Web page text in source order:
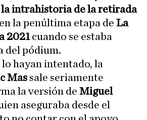
la intrahistoria de la retirada
la penúltima etapa de La
2021cuando se estaba
del pódium.
hayan intentado, la
Mas sale seriamente
la versión de Miguel
aseguraba desde el